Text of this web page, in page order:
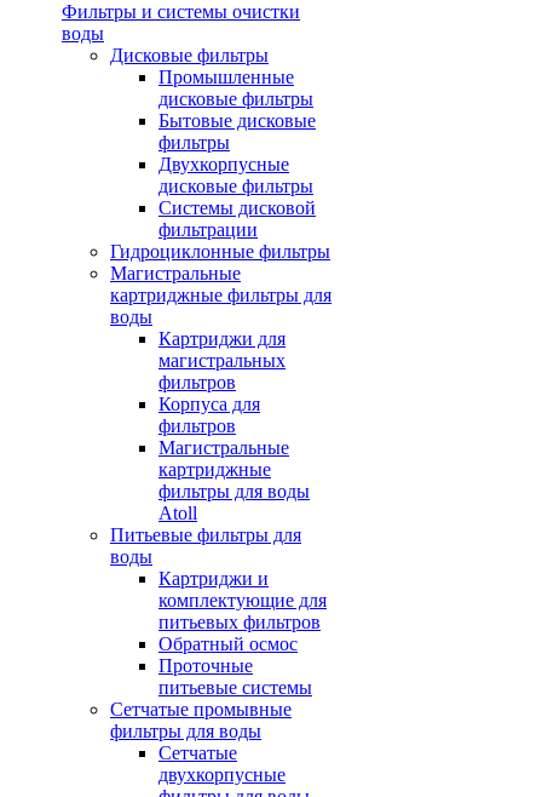
Фильтры и системы очистки
воды
Дисковые фильтры
Промышленные
дисковые фильтры
Бытовые дисковые
фильтры
Двухкорпусные
дисковые фильтры
Системы дисковой
фильтрации
Гидроциклонные фильтры
Магистральные
картриджные фильтры для
воды
Картриджи для
магистральных
фильтров
Корпуса для
фильтров
Магистральные
картриджные
фильтры для воды
Atoll
Питьевые фильтры для
воды
Картриджи и
комплектующие для
питьевых фильтров
Обратный осмос
Проточные
питьевые системы
Сетчатые промывные
фильтры для воды
Сетчатые
двухкорпусные